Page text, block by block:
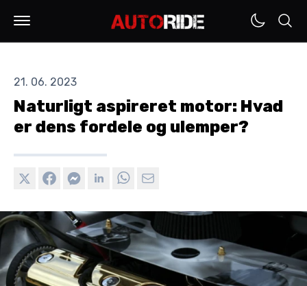
21. 06. 2023
Naturligt aspireret motor: Hvad
er dens fordele og ulemper?